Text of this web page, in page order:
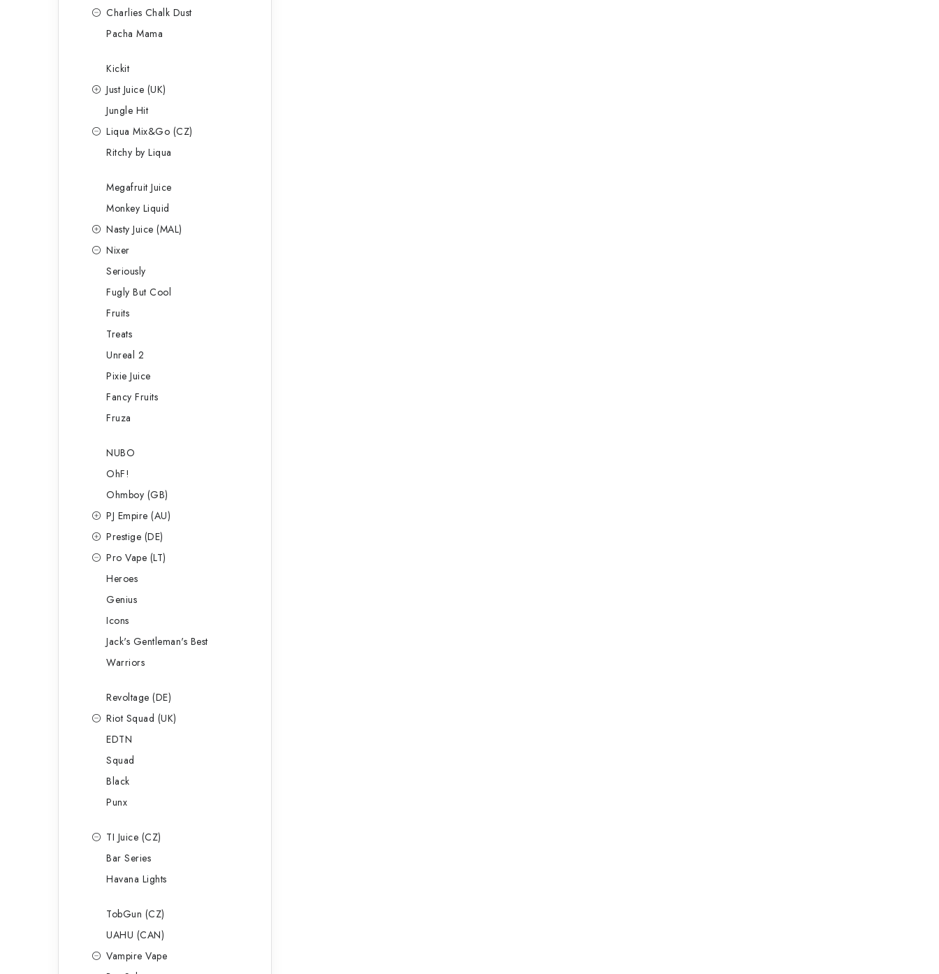
Charlies Chalk Dust
Pacha Mama
Kickit
Just Juice (UK)
Jungle Hit
Liqua Mix&Go (CZ)
Ritchy by Liqua
Megafruit Juice
Monkey Liquid
Nasty Juice (MAL)
Nixer
Seriously
Fugly But Cool
Fruits
Treats
Unreal 2
Pixie Juice
Fancy Fruits
Fruza
NUBO
OhF!
Ohmboy (GB)
PJ Empire (AU)
Prestige (DE)
Pro Vape (LT)
Heroes
Genius
Icons
Jack's Gentleman's Best
Warriors
Revoltage (DE)
Riot Squad (UK)
EDTN
Squad
Black
Punx
TI Juice (CZ)
Bar Series
Havana Lights
TobGun (CZ)
UAHU (CAN)
Vampire Vape